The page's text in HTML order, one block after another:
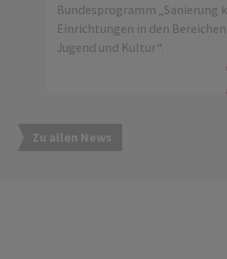
Bundesprogramm „Sanierung
Einrichtungen in den
Jugend und Kultur“.
Zu allen News